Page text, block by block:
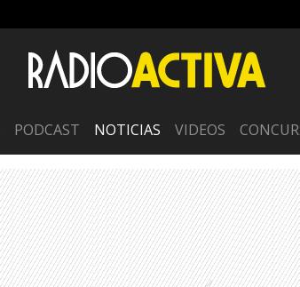
PODCAST NOTICIAS VIDEOS